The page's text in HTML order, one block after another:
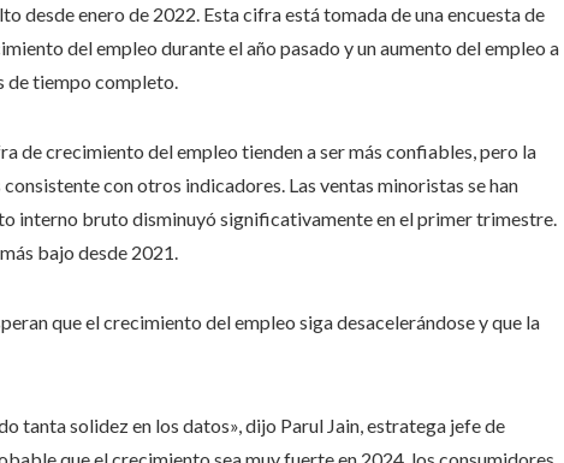
desde enero de 2022. Esta cifra está tomada de una encuesta de
del empleo durante el año pasado y un aumento del empleo a
de tiempo completo.
de crecimiento del empleo tienden a ser más confiables, pero la
con otros indicadores. Las ventas minoristas se han
interno bruto disminuyó significativamente en el primer trimestre.
bajo desde 2021.
que el crecimiento del empleo siga desacelerándose y que la
tanta solidez en los datos», dijo Parul Jain, estratega jefe de